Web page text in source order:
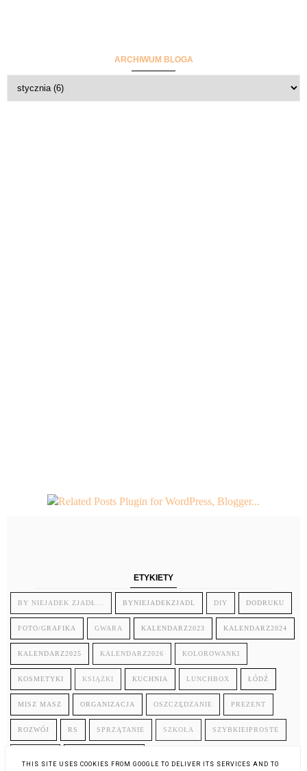
ARCHIWUM BLOGA
ETYKIETY
BY NIEJADEK ZJADŁ... BYNIEJADEKZJADL DIY DODRUKU
FOTO/GRAFIKA GWARA KALENDARZ2023 KALENDARZ2024
KALENDARZ2025 KALENDARZ2026 KOLOROWANKI
KOSMETYKI KSIĄŻKI KUCHNIA LUNCHBOX ŁÓDŹ
MISZ MASZ ORGANIZACJA OSZCZĘDZANIE PREZENT
ROZWÓJ RS SPRZĄTANIE SZKOŁA SZYBKIEIPROSTE
THIS SITE USES COOKIES FROM GOOGLE TO DELIVER ITS SERVICES AND TO